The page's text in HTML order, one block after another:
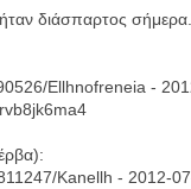
διάσπαρτος σήμερα.
Ellhnofreneia -
Kanellh - 2012-